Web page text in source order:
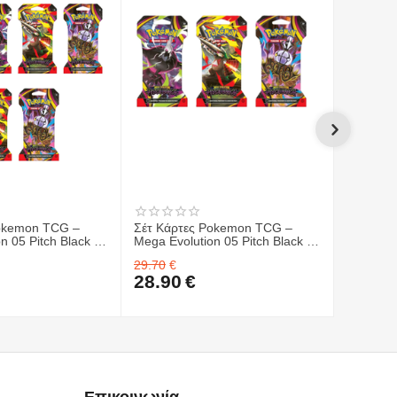
TCG –
05 Pitch Black -
Σέτ Κάρτες Pokemon TCG –
Mega Evolution 05 Pitch Black -
29.70 €
28.90 €